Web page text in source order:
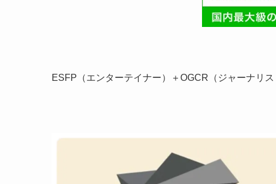
ESFP（エンターテイナー）＋OGCR（ジャーナリ